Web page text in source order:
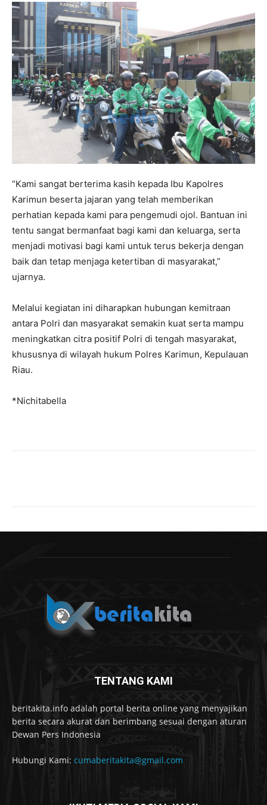
“Kami sangat berterima kasih kepada Ibu Kapolres
Karimun beserta jajaran yang telah memberikan
perhatian kepada kami para pengemudi ojol. Bantuan ini
tentu sangat bermanfaat bagi kami dan keluarga, serta
menjadi motivasi bagi kami untuk terus bekerja dengan
baik dan tetap menjaga ketertiban di masyarakat,”
ujarnya.
Melalui kegiatan ini diharapkan hubungan kemitraan
antara Polri dan masyarakat semakin kuat serta mampu
meningkatkan citra positif Polri di tengah masyarakat,
khususnya di wilayah hukum Polres Karimun, Kepulauan
Riau.
*Nichitabella
TENTANG KAMI
beritakita.info adalah portal berita online yang menyajikan
berita secara akurat dan berimbang sesuai dengan aturan
Dewan Pers Indonesia
Hubungi Kami: cumaberitakita@gmail.com